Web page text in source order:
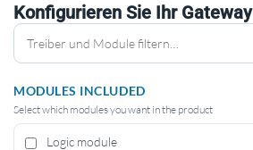
Konfigurieren Sie Ihr Gateway
MODULES INCLUDED
Select which modules you want in the product
Logic module